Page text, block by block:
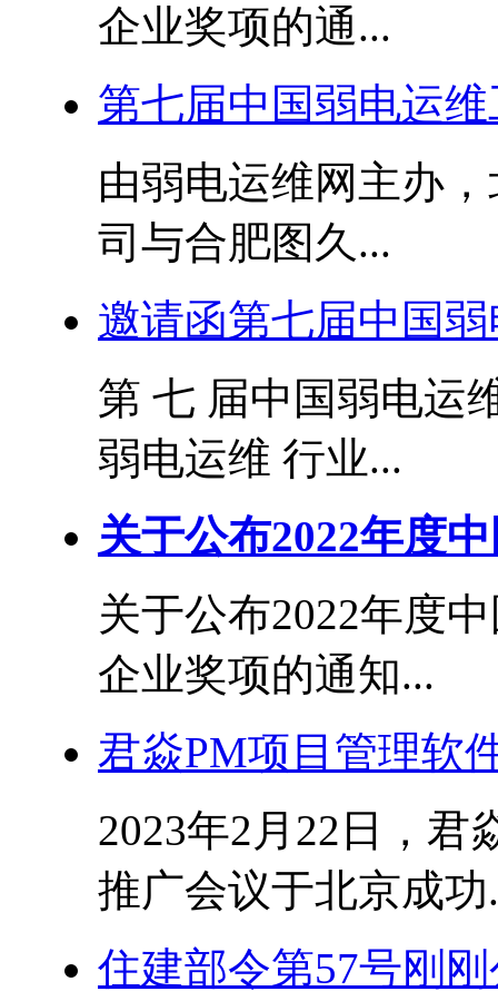
企业奖项的通...
第七届中国弱电运
由弱电运维网主办
司与合肥图久...
邀请函第七届中国
第 七 届中国弱电运
弱电运维 行业...
关于公布2022年度
关于公布2022年度
企业奖项的通知...
君焱PM项目管理软
2023年2月22日，君
推广会议于北京成功
住建部令第57号刚